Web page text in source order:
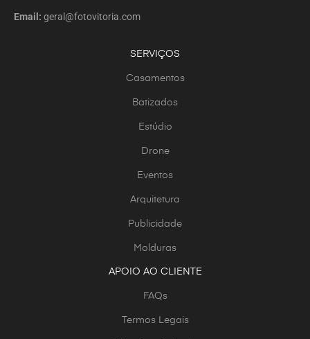
Email: geral@fotovitoria.com
SERVIÇOS
Casamentos
Batizados
Estúdio
Drone
Eventos
Arquitetura
Publicidade
Molduras
APOIO AO CLIENTE
FAQs
Termos Legais